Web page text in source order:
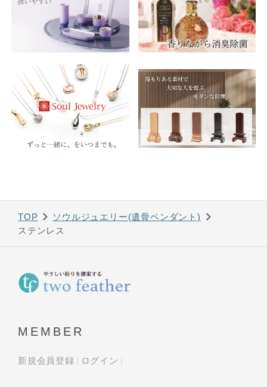
TOP
ソウルジュエリー(遺骨ペンダント)
ステンレス
MEMBER
新規会員登録 ログイン